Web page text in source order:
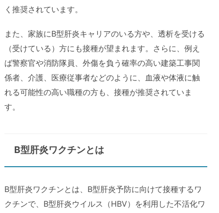
く推奨されています。
また、家族にB型肝炎キャリアのいる方や、透析を受ける
（受けている）方にも接種が望まれます。さらに、例え
ば警察官や消防隊員、外傷を負う確率の高い建築工事関
係者、介護、医療従事者などのように、血液や体液に触
れる可能性の高い職種の方も、接種が推奨されていま
す。
B型肝炎ワクチンとは
B型肝炎ワクチンとは、B型肝炎予防に向けて接種するワ
クチンで、B型肝炎ウイルス（HBV）を利用した不活化ワ